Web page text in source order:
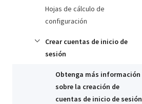
Hojas de cálculo de
configuración
Crear cuentas de inicio de
sesión
Obtenga más información
sobre la creación de
cuentas de inicio de sesión